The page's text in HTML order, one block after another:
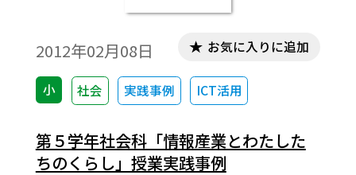
2012年02月08日
小 社会 実践事例 ICT活用
お気に入りに追加
第５学年社会科「情報産業とわたした
ちのくらし」授業実践事例